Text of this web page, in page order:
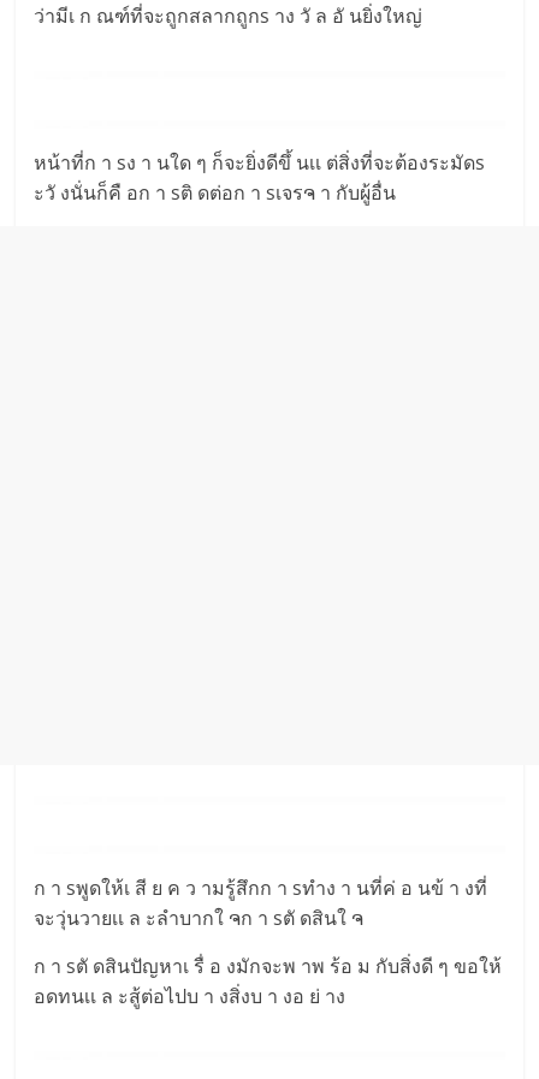
ว่ามีเ ก ณฑ์ที่จะถูกสลากถูกs าง วั ล อั นยิ่งใหญ่
หน้าที่ก า sง า นใด ๆ ก็จะยิ่งดีขึ้ นเเ ต่สิ่งที่จะต้องระมัดs
ะวั งนั่นก็คื อก า sติ ดต่อก า sเจรຈ า กับผู้อื่น
ก า sพูดให้เ สี ย ค ว ามรู้สึกก า sทำง า นที่ค่ อ นข้ า งที่
จะวุ่นวายเเ ล ะลำบากใ ຈก า sตั ดสินใ ຈ
ก า sตั ดสินปัญหาเ รื่ อ งมักจะพ าพ ร้อ ม กับสิ่งดี ๆ ขอให้
อดทนเเ ล ะสู้ต่อไปบ า งสิ่งบ า งอ ย่ าง